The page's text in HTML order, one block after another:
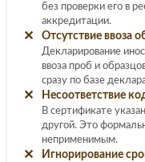
без проверки его в
аккредитации.
✕ Отсутствие ввоза
Декларирование
ввоза проб и
сразу по базе
✕ Несоответствие
В сертификате
другой. Это
неприменимым.
✕ Игнорирование